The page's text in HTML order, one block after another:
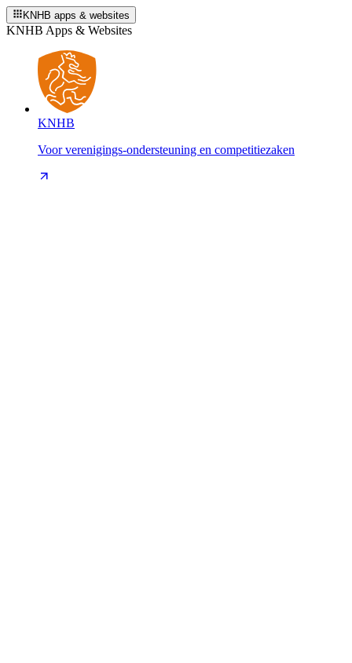
KNHB apps & websites
KNHB Apps & Websites
KNHB
Voor verenigings-ondersteuning en competitiezaken